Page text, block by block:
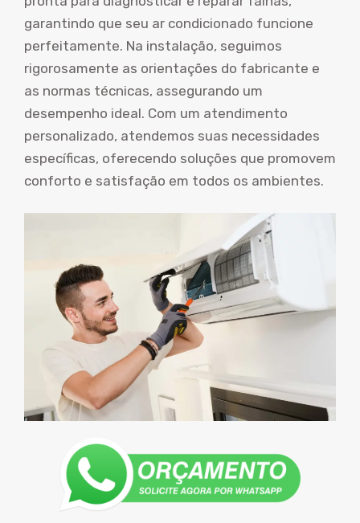
garantindo que seu ar condicionado funcione
perfeitamente. Na instalação, seguimos
rigorosamente as orientações do fabricante e
as normas técnicas, assegurando um
desempenho ideal. Com um atendimento
personalizado, atendemos suas necessidades
específicas, oferecendo soluções que promovem
conforto e satisfação em todos os ambientes.